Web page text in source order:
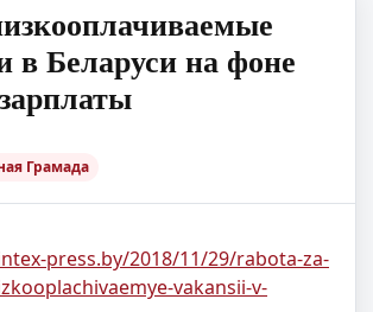
в Беларуси на фоне
Грамада
press.by/2018/11/29/rabota-za-
vakansii-v-